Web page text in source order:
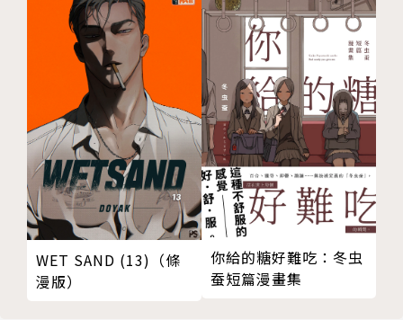
WET SAND (13)（條
漫版）
你給的糖好難吃：冬虫
蚕短篇漫畫集